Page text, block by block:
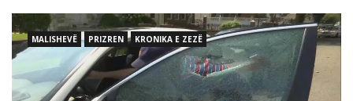
MALISHEVË PRIZREN KRONIKA E ZEZË